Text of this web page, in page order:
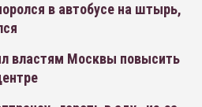
в автобусе на штырь,
властям Москвы повысить